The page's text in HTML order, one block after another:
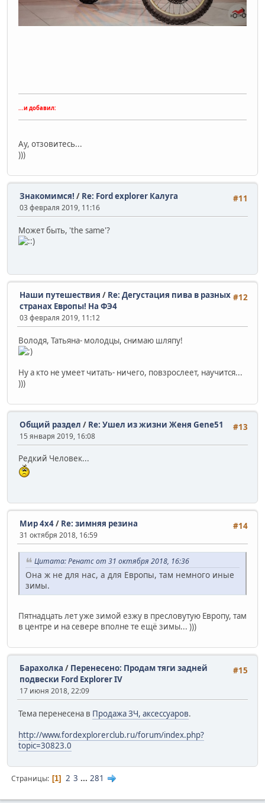
...и добавил:
Ау, отзовитесь...
)))
#11
Знакомимся! / Re: Ford explorer Калуга
03 февраля 2019, 11:16
Может быть, 'the same'?
#12
Наши путешествия / Re: Дегустация пива в разных
странах Европы! На ФЭ4
03 февраля 2019, 11:12
Володя, Татьяна- молодцы, снимаю шляпу!
Ну а кто не умеет читать- ничего, повзрослеет, научится...
)))
#13
Общий раздел / Re: Ушел из жизни Женя Gene51
15 января 2019, 16:08
Редкий Человек...
#14
Мир 4х4/ Re: зимняя резина
31 октября 2018, 16:59
Цитата: Ренатс от 31 октября 2018, 16:36
Она ж не для нас, а для Европы, там немного иные
зимы.
Пятнадцать лет уже зимой езжу в пресловутую Европу, там
в центре и на севере вполне те ещё зимы... )))
#15
Барахолка / Перенесено: Продам тяги задней
подвески Ford Explorer IV
17 июня 2018, 22:09
Тема перенесена в Продажа ЗЧ, аксессуаров.
http://www.fordexplorerclub.ru/forum/index.php?
topic=30823.0
Страницы 1 2 3 ... 281